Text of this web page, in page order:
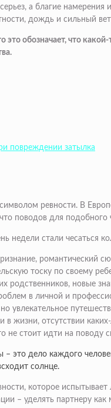
а благие
дождь и сильный
это обозначает, что
повреждении затылка
ревности. В
поводов для подобного
недели стали чесаться
романтический
тоску по своему
родственников, новые
в личной и
увлекательное
в жизни, отсутствии
не стоит идти на
– это дело каждого
солнце.
которое
– уделять партнеру